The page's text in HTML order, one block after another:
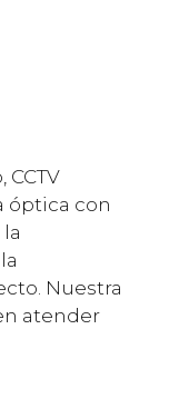
óptica con
Nuestra
atender